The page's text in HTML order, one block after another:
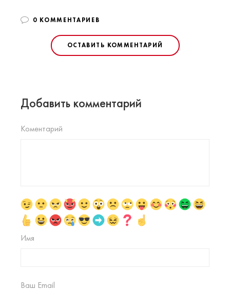
0 КОММЕНТАРИЕВ
ОСТАВИТЬ КОММЕНТАРИЙ
Добавить комментарий
Коментарий
Имя
Ваш Email